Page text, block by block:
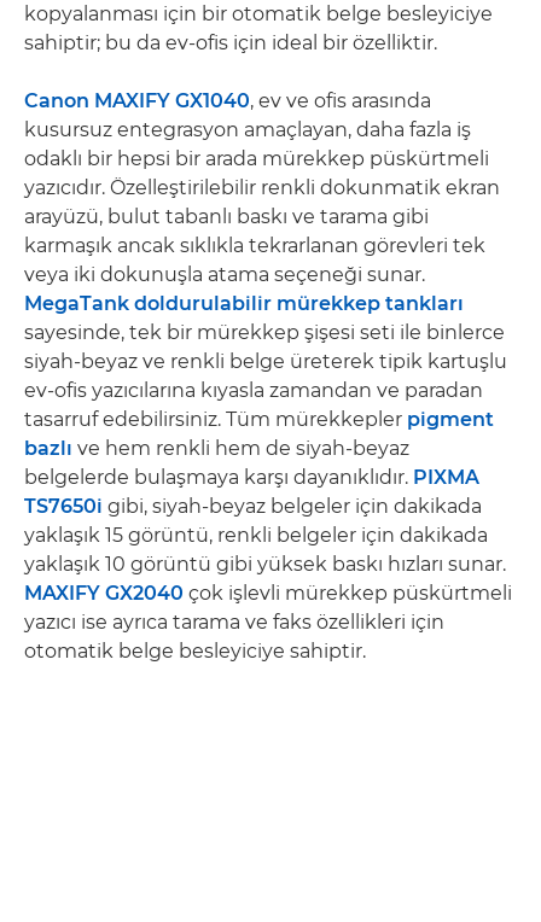
kopyalanması için bir otomatik belge besleyiciye
sahiptir; bu da ev-ofis için ideal bir özelliktir.
Canon MAXIFY GX1040, ev ve ofis arasında
kusursuz entegrasyon amaçlayan, daha fazla iş
odaklı bir hepsi bir arada mürekkep püskürtmeli
yazıcıdır. Özelleştirilebilir renkli dokunmatik ekran
arayüzü, bulut tabanlı baskı ve tarama gibi
karmaşık ancak sıklıkla tekrarlanan görevleri tek
veya iki dokunuşla atama seçeneği sunar.
MegaTank doldurulabilir mürekkep tankları
sayesinde, tek bir mürekkep şişesi seti ile binlerce
siyah-beyaz ve renkli belge üreterek tipik kartuşlu
ev-ofis yazıcılarına kıyasla zamandan ve paradan
tasarruf edebilirsiniz. Tüm mürekkepler pigment
bazlı ve hem renkli hem de siyah-beyaz
belgelerde bulaşmaya karşı dayanıklıdır. PIXMA
TS7650i gibi, siyah-beyaz belgeler için dakikada
yaklaşık 15 görüntü, renkli belgeler için dakikada
yaklaşık 10 görüntü gibi yüksek baskı hızları sunar.
MAXIFY GX2040 çok işlevli mürekkep püskürtmeli
yazıcı ise ayrıca tarama ve faks özellikleri için
otomatik belge besleyiciye sahiptir.